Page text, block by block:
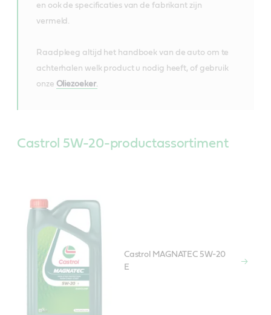
en ook de specificaties van de fabrikant zijn
vermeld.
Raadpleeg altijd het handboek van de auto om te
achterhalen welk product u nodig heeft, of gebruik
onze Oliezoeker.
Castrol 5W-20-productassortiment
Castrol MAGNATEC 5W-20
E